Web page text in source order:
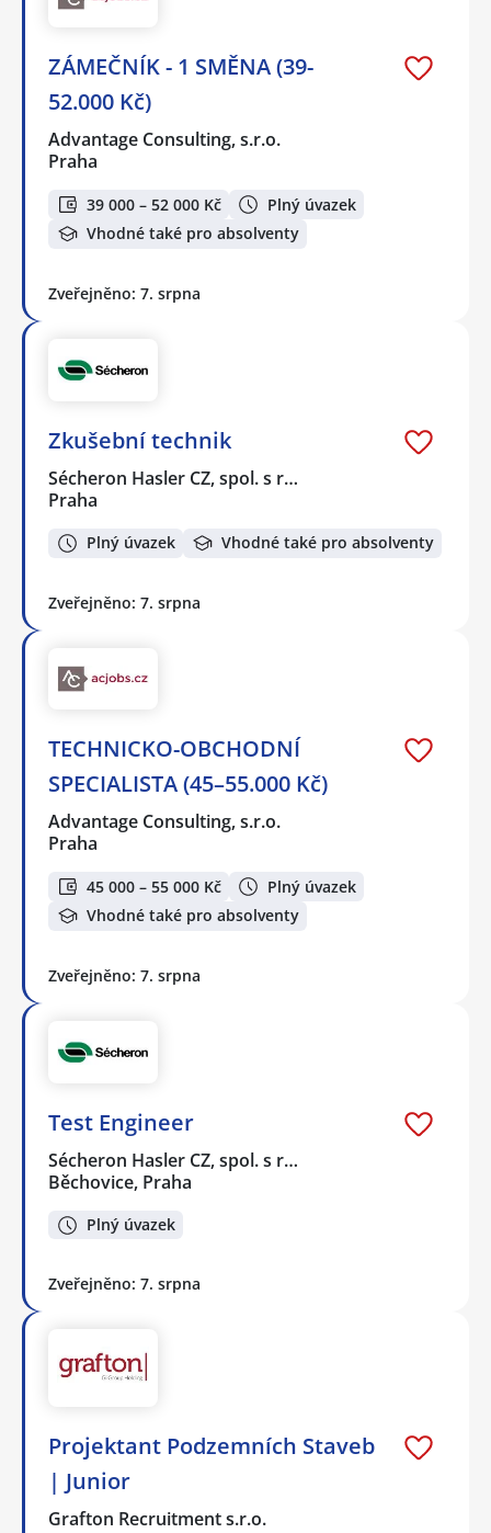
ZÁMEČNÍK - 1 SMĚNA (39-
52.000 Kč)
Advantage Consulting, s.r.o.
Praha
39 000 – 52 000 Kč
Plný úvazek
Vhodné také pro absolventy
Zveřejněno: 7. srpna
Zkušební technik
Sécheron Hasler CZ, spol. s r…
Praha
Plný úvazek Vhodné také pro absolventy
Zveřejněno: 7. srpna
TECHNICKO-OBCHODNÍ
SPECIALISTA (45–55.000 Kč)
Advantage Consulting, s.r.o.
Praha
45 000 – 55 000 Kč
Plný úvazek
Vhodné také pro absolventy
Zveřejněno: 7. srpna
Test Engineer
Sécheron Hasler CZ, spol. s r…
Běchovice, Praha
Plný úvazek
Zveřejněno: 7. srpna
Projektant Podzemních Staveb
| Junior
Grafton Recruitment s.r.o.